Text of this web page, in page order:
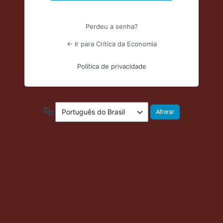
Perdeu a senha?
← Ir para Crítica da Economia
Política de privacidade
Idioma